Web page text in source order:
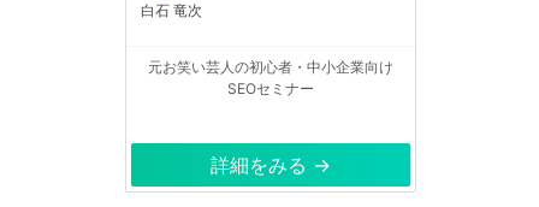
白石 竜次
元お笑い芸人の初心者・中小企業向け
SEOセミナー
詳細をみる →